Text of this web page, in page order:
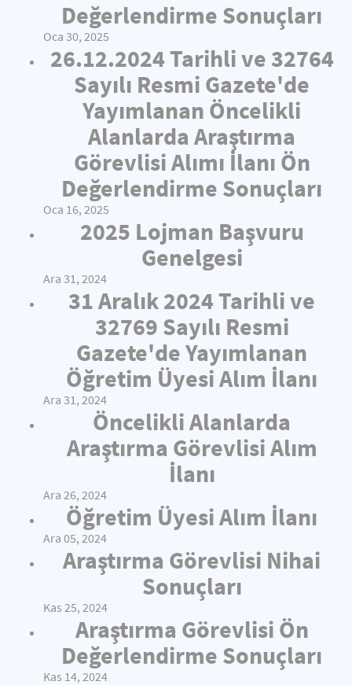
Değerlendirme Sonuçları
Oca 30, 2025
26.12.2024 Tarihli ve 32764
Sayılı Resmi Gazete'de
Yayımlanan Öncelikli
Alanlarda Araştırma
Görevlisi Alımı İlanı Ön
Değerlendirme Sonuçları
Oca 16, 2025
2025 Lojman Başvuru
Genelgesi
Ara 31, 2024
31 Aralık 2024 Tarihli ve
32769 Sayılı Resmi
Gazete'de Yayımlanan
Öğretim Üyesi Alım İlanı
Ara 31, 2024
Öncelikli Alanlarda
Araştırma Görevlisi Alım
İlanı
Ara 26, 2024
Öğretim Üyesi Alım İlanı
Ara 05, 2024
Araştırma Görevlisi Nihai
Sonuçları
Kas 25, 2024
Araştırma Görevlisi Ön
Değerlendirme Sonuçları
Kas 14, 2024